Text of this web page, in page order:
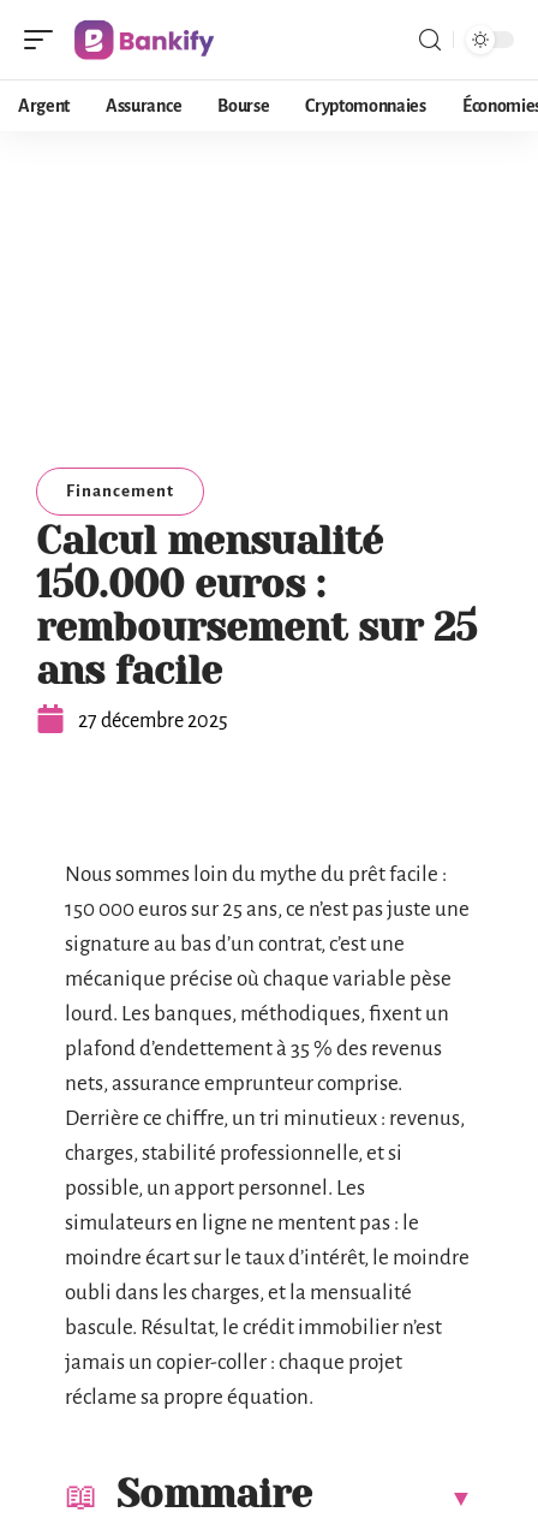
Argent Assurance Bourse Cryptomonnaies
Financement
Calcul mensualité
150.000 euros :
remboursement sur 25
ans facile
27 décembre 2025
Nous sommes loin du mythe du prêt facile :
150 000 euros sur 25 ans, ce n’est pas juste une
signature au bas d’un contrat, c’est une
mécanique précise où chaque variable pèse
lourd. Les banques, méthodiques, fixent un
plafond d’endettement à 35 % des revenus
nets, assurance emprunteur comprise.
Derrière ce chiffre, un tri minutieux : revenus,
charges, stabilité professionnelle, et si
possible, un apport personnel. Les
simulateurs en ligne ne mentent pas : le
moindre écart sur le taux d’intérêt, le moindre
oubli dans les charges, et la mensualité
bascule. Résultat, le crédit immobilier n’est
jamais un copier-coller : chaque projet
réclame sa propre équation.
Sommaire